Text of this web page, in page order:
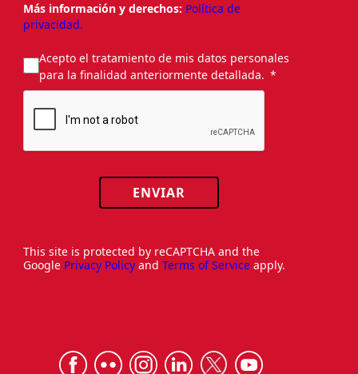
Más información y derechos: Política de
privacidad.
Acepto el tratamiento de mis datos personales
para la finalidad anteriormente detallada.
ENVIAR
This site is protected by reCAPTCHA and the
Google Privacy Policy and Terms of Service apply.